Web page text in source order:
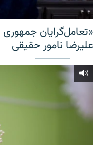
«تعامل‌گرایان
علیرضا نامور حقیقی